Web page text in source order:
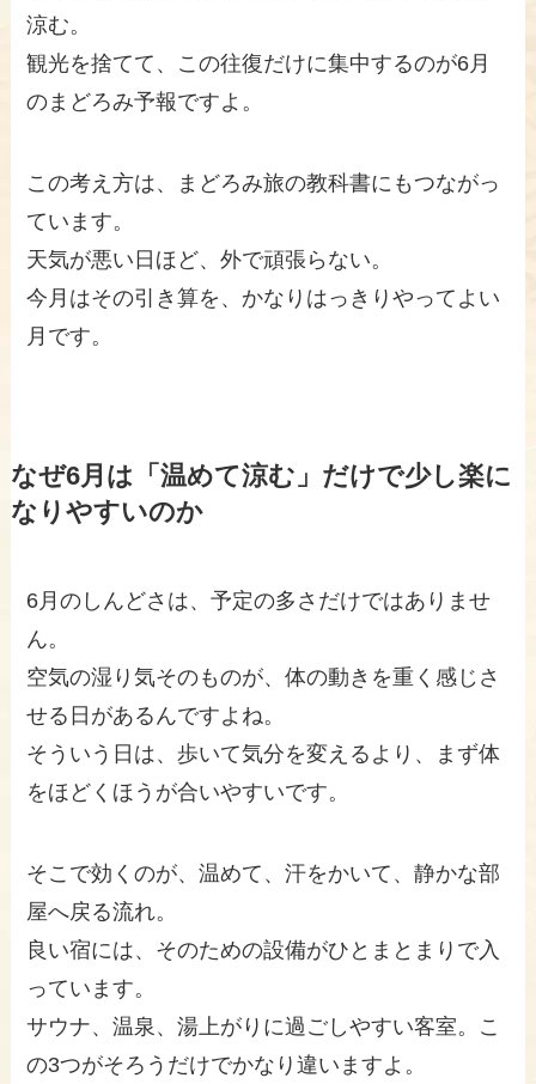
涼む。
観光を捨てて、この往復だけに集中するのが6月
のまどろみ予報ですよ。
この考え方は、まどろみ旅の教科書にもつながっ
ています。
天気が悪い日ほど、外で頑張らない。
今月はその引き算を、かなりはっきりやってよい
月です。
なぜ6月は「温めて涼む」だけで少し楽に
なりやすいのか
6月のしんどさは、予定の多さだけではありませ
ん。
空気の湿り気そのものが、体の動きを重く感じさ
せる日があるんですよね。
そういう日は、歩いて気分を変えるより、まず体
をほどくほうが合いやすいです。
そこで効くのが、温めて、汗をかいて、静かな部
屋へ戻る流れ。
良い宿には、そのための設備がひとまとまりで入
っています。
サウナ、温泉、湯上がりに過ごしやすい客室。こ
の3つがそろうだけでかなり違いますよ。